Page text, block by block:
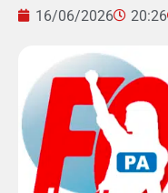
16/06/2026 20:26